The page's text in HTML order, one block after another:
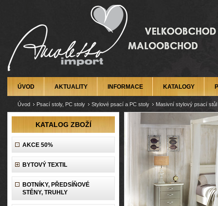
ÚVOD AKTUALITY INFORMACE KATALOGY
Úvod Psací stoly, PC stoly Stylové psací a PC stoly Masivní stylový psací stůl
KATALOG ZBOŽÍ
AKCE 50%
BYTOVÝ TEXTIL
BOTNÍKY, PŘEDSÍŇOVÉ
STĚNY, TRUHLY